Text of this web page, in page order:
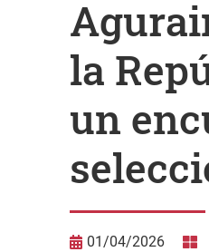
la
un
01/04/2026